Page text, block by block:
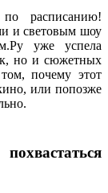
расписанию!
и световым шоу
уже успела
но и сюжетных
почему этот
или попозже